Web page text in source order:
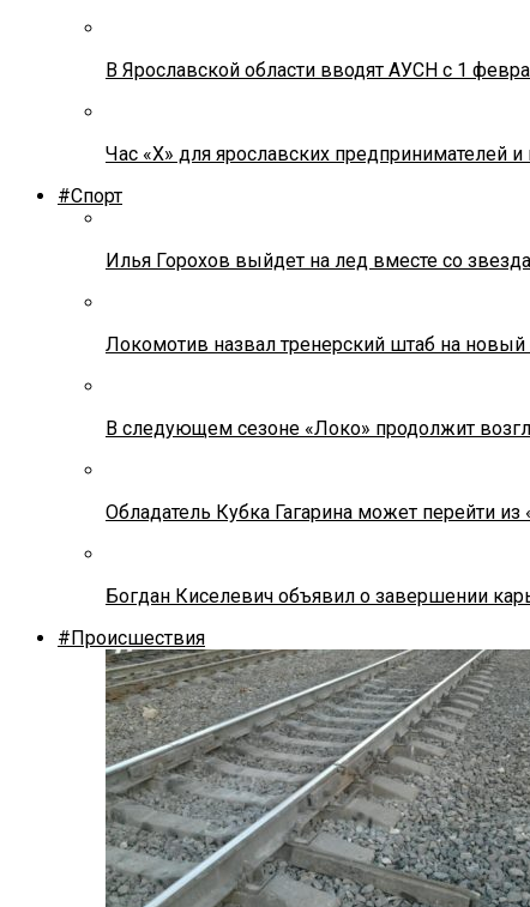
В Ярославской области вводят АУСН с 1
Час «Х» для ярославских предпринимателей
#Спорт
Илья Горохов выйдет на лед вместе со
Локомотив назвал тренерский штаб на новый
В следующем сезоне «Локо» продолжит
Обладатель Кубка Гагарина может перейти
Богдан Киселевич объявил о завершении
#Происшествия